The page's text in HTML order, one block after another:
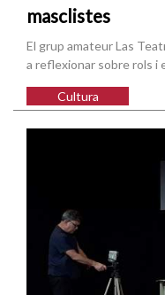
masclistes
El grup amateur Las
a reflexionar sobre rols i
Cultura